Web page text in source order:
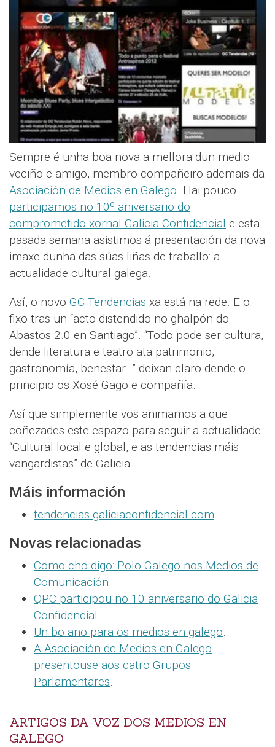
Sempre é unha boa nova a mellora dun medio
veciño e amigo, membro compañeiro ademais da
Asociación de Medios en Galego. Hai pouco
participamos no 10º aniversario do
comprometido xornal Galicia Confidencial e esta
pasada semana asistimos á presentación da nova
imaxe dunha das súas liñas de traballo: a
actualidade cultural galega.
Así, o novo GC Tendencias xa está na rede. E o
fixo tras un “acto distendido no ghalpón do
Abastos 2.0 en Santiago”. “Todo pode ser cultura,
dende literatura e teatro ata patrimonio,
gastronomía, benestar…” deixan claro dende o
principio os Xosé Gago e compañía.
Así que simplemente vos animamos a que
coñezades este espazo para seguir a actualidade
“Cultural local e global, e as tendencias máis
vangardistas” de Galicia.
Máis información
tendencias.galiciaconfidencial.com.
Novas relacionadas
Como cho digo: Polo Galego nos Medios de
Comunicación.
QPC participou no 10 aniversario do Galicia
Confidencial.
Un bo ano para os medios en galego.
A Asociación de Medios en Galego
presentouse aos catro Grupos
Parlamentares.
ARTIGOS DA VOZ DOS MEDIOS EN
GALEGO